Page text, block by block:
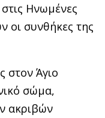
στις Ηνωμένες
οι συνθήκες της
στον Άγιο
σώμα,
ακριβών